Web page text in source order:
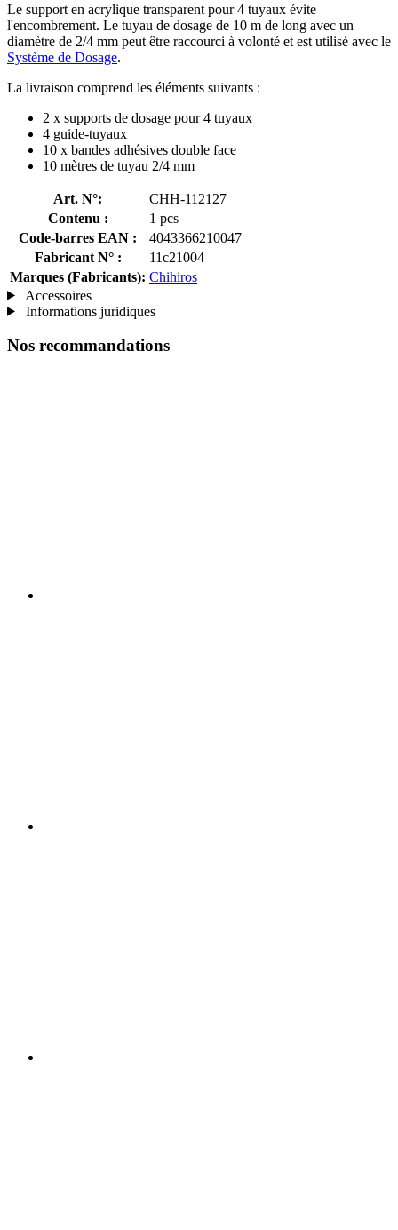
Le support en acrylique transparent pour 4 tuyaux évite
l'encombrement. Le tuyau de dosage de 10 m de long avec un
diamètre de 2/4 mm peut être raccourci à volonté et est utilisé avec le
Système de Dosage.
La livraison comprend les éléments suivants :
2 x supports de dosage pour 4 tuyaux
4 guide-tuyaux
10 x bandes adhésives double face
10 mètres de tuyau 2/4 mm
Art. N°:
CHH-112127
Contenu :
1 pcs
Code-barres EAN :
4043366210047
Fabricant N° :
11c21004
Marques (Fabricants): Chihiros
Accessoires
Informations juridiques
Nos recommandations